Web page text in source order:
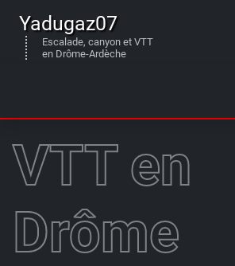
Yadugaz07
Escalade, canyon et VTT
en Drôme-Ardèche
VTT en
Drôme